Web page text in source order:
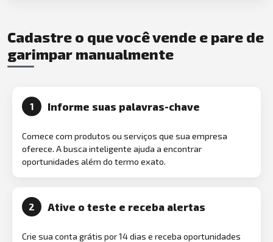
Cadastre o que você vende e pare de
garimpar manualmente
1 Informe suas palavras-chave
Comece com produtos ou serviços que sua empresa
oferece. A busca inteligente ajuda a encontrar
oportunidades além do termo exato.
2 Ative o teste e receba alertas
Crie sua conta grátis por 14 dias e receba oportunidades